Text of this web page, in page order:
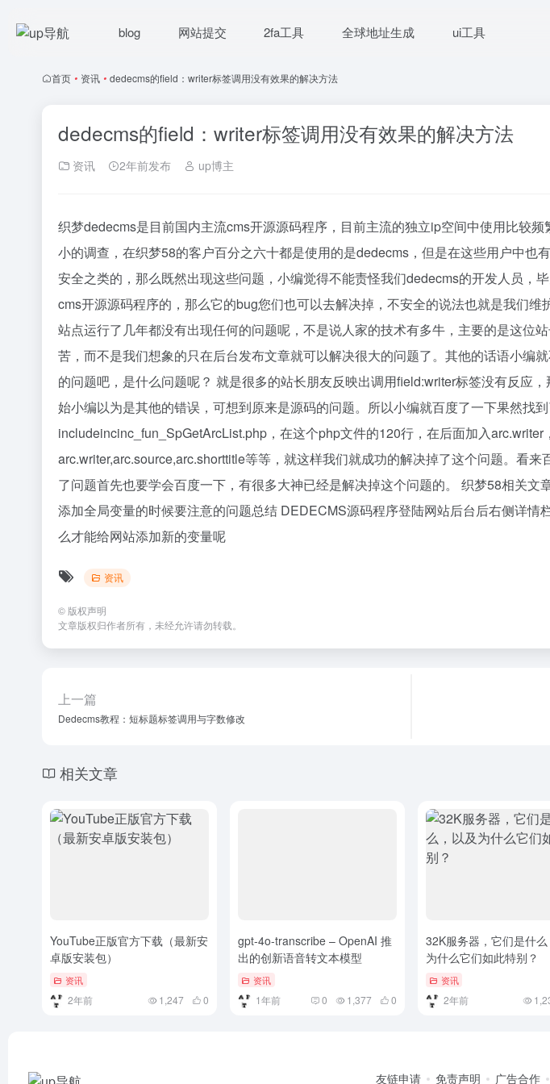
blog 网站提交 2fa工具 全球地址生成 ui工具
首页 • 资讯 • dedecms的field：writer标签调用没有效果的解决方法
dedecms的field：writer标签调用没有效果的解决方法
资讯 2年前发布 up博主
织梦dedecms是目前国内主流cms开源源码程序，目前主流的独立ip空间中使用比较
小的调查，在织梦58的客户百分之六十都是使用的是dedecms，但是在这些用户中也
安全之类的，那么既然出现这些问题，小编觉得不能责怪我们dedecms的开发人员，
cms开源源码程序的，那么它的bug您们也可以去解决掉，不安全的说法也就是我们维
站点运行了几年都没有出现任何的问题呢，不是说人家的技术有多牛，主要的是这位
苦，而不是我们想象的只在后台发布文章就可以解决很大的问题了。其他的话语小编
的问题吧，是什么问题呢？ 就是很多的站长朋友反映出调用field:writer标签没有反应
始小编以为是其他的错误，可想到原来是源码的问题。所以小编就百度了一下果然找
includeincinc_fun_SpGetArcList.php，在这个php文件的120行，在后面加入arc.writer
arc.writer,arc.source,arc.shorttitle等等，就这样我们就成功的解决掉了这个问题。看
了问题首先也要学会百度一下，有很多大神已经是解决掉这个问题的。 织梦58相关文
添加全局变量的时候要注意的问题总结 DEDECMS源码程序登陆网站后台后右侧详情
么才能给网站添加新的变量呢
资讯
© 版权声明
文章版权归作者所有，未经允许请勿转载。
上一篇
Dedecms教程：短标题标签调用与字数修改
相关文章
YouTube正版官方下载（最新安
卓版安装包）
资讯
2年前 1,247 0
gpt-4o-transcribe – OpenAI 推
出的创新语音转文本模型
资讯
1年前 0 1,377 0
32K服务器，它们是什么
为什么它们如此特别？
资讯
2年前
友链申请 免责声明 广告合作